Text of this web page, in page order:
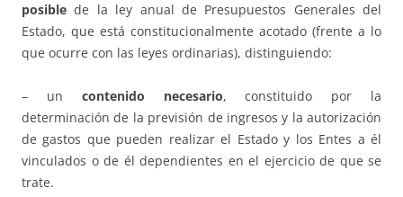
posible de la ley anual de Presupuestos Generales del
Estado, que está constitucionalmente acotado (frente a lo
que ocurre con las leyes ordinarias), distinguiendo:
– un contenido necesario, constituido por la
determinación de la previsión de ingresos y la autorización
de gastos que pueden realizar el Estado y los Entes a él
vinculados o de él dependientes en el ejercicio de que se
trate.